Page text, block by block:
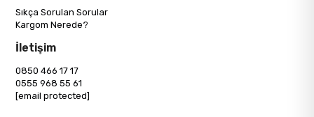
Sıkça Sorulan Sorular
Kargom Nerede?
İletişim
0850 466 17 17
0555 968 55 61
[email protected]